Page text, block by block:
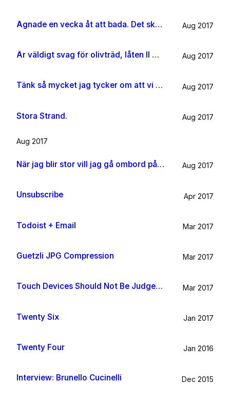
Ägnade en vecka åt att bada. Det ska jag göra någon mer gång i livet. Aug 2017
Är väldigt svag för olivträd, låten Il mondo och motljus som möter vacker utsikt. Så lever lite på känslan av Grekland ett tag till. Aug 2017
Tänk så mycket jag tycker om att vi har kossor på vägen till sommarhuset. Aug 2017
Stora Strand. Aug 2017
Aug 2017
När jag blir stor vill jag gå ombord på en sån dära båt och äta gifflar och dricka något gott. Bara för att det känns som något jag skulle tycka om. Aug 2017
Unsubscribe Apr 2017
Todoist + Email Mar 2017
Guetzli JPG Compression Mar 2017
Touch Devices Should Not Be Judged By Their Size Mar 2017
Twenty Six Jan 2017
Twenty Four Jan 2016
Interview: Brunello Cucinelli Dec 2015